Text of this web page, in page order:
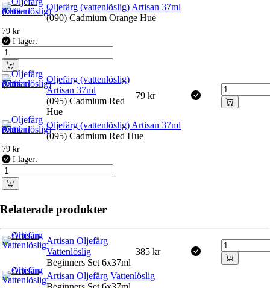
Oljefärg (vattenlöslig) Artisan 37ml
(090) Cadmium Orange Hue
79 kr
I lager:
Oljefärg (vattenlöslig)
Artisan 37ml
(095) Cadmium Red
Hue
79 kr
Oljefärg (vattenlöslig) Artisan 37ml
(095) Cadmium Red Hue
79 kr
I lager:
Relaterade produkter
Artisan Oljefärg
Vattenlöslig
Beginners Set 6x37ml
385 kr
Artisan Oljefärg Vattenlöslig